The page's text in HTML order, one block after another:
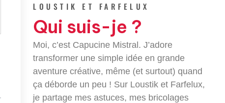
b
o
o
k
-
f
t
e
r
p
l
u
s
-
g
LOUSTIK ET FARFELUX
Qui suis-je ?
Moi, c’est Capucine Mistral. J’adore
transformer une simple idée en grande
aventure créative, même (et surtout) quand
ça déborde un peu ! Sur Loustik et Farfelux,
je partage mes astuces, mes bricolages